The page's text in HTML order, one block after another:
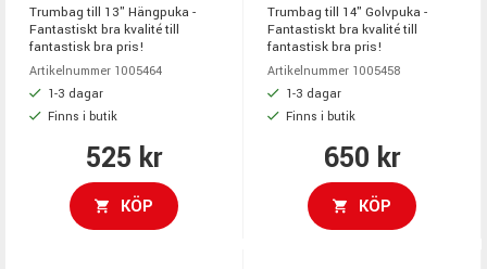
Trumbag till 13" Hängpuka -
Fantastiskt bra kvalité till
fantastisk bra pris!
Artikelnummer 1005464
1-3 dagar
Finns i butik
525 kr
KÖP
Trumbag till 14" Golvpuka -
Fantastiskt bra kvalité till
fantastisk bra pris!
Artikelnummer 1005458
1-3 dagar
Finns i butik
650 kr
KÖP